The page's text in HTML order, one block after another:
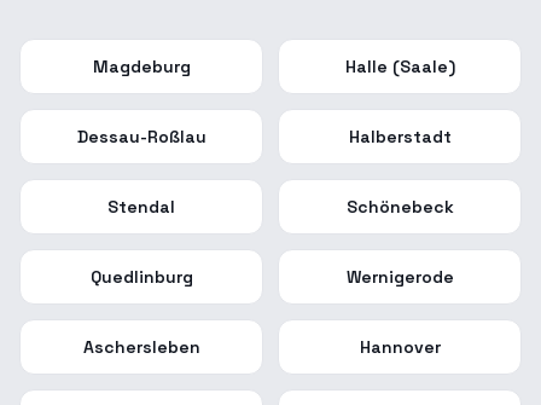
Magdeburg Halle (Saale)
Dessau-Roßlau Halberstadt
Stendal Schönebeck
Quedlinburg Wernigerode
Aschersleben Hannover